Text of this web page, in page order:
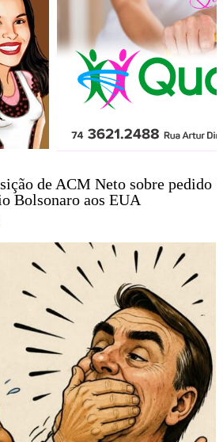
de ACM Neto sobre pedido
Bolsonaro aos EUA